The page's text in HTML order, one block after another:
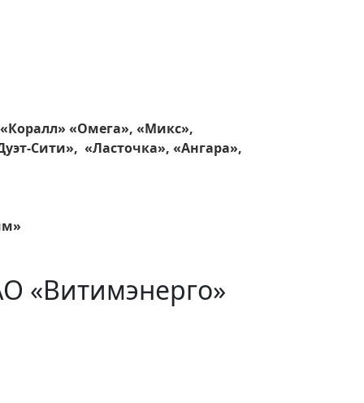
«Омега», «Микс»,
Сити», «Ласточка», «Ангара»,
«Витимэнерго»